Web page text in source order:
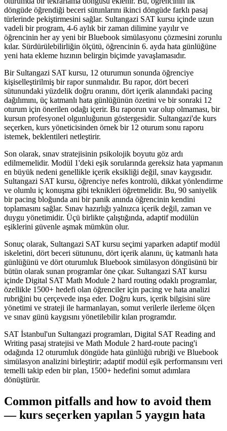
döngüde öğrendiği beceri sütunlarını ikinci döngüde farklı pasaj
türlerinde pekiştirmesini sağlar. Sultangazi SAT kursu içinde uzun
vadeli bir program, 4-6 aylık bir zaman dilimine yayılır ve
öğrencinin her ay yeni bir Bluebook simülasyonu çözmesini zorunlu
kılar. Sürdürülebilirliğin ölçütü, öğrencinin 6. ayda hata günlüğüne
yeni hata ekleme hızının belirgin biçimde yavaşlamasıdır.
Bir Sultangazi SAT kursu, 12 oturumun sonunda öğrenciye
kişiselleştirilmiş bir rapor sunmalıdır. Bu rapor, dört beceri
sütunundaki yüzdelik doğru oranını, dört içerik alanındaki pacing
dağılımını, üç katmanlı hata günlüğünün özetini ve bir sonraki 12
oturum için önerilen odağı içerir. Bu raporun var olup olmaması, bir
kursun profesyonel olgunluğunun göstergesidir. Sultangazi'de kurs
seçerken, kurs yöneticisinden örnek bir 12 oturum sonu raporu
istemek, beklentileri netleştirir.
Son olarak, sınav stratejisinin psikolojik boyutu göz ardı
edilmemelidir. Modül 1'deki eşik sorularında gereksiz hata yapmanın
en büyük nedeni genellikle içerik eksikliği değil, sınav kaygısıdır.
Sultangazi SAT kursu, öğrenciye nefes kontrolü, dikkat yönlendirme
ve olumlu iç konuşma gibi teknikleri öğretmelidir. Bu, 90 saniyelik
bir pacing bloğunda ani bir panik anında öğrencinin kendini
toplamasını sağlar. Sınav hazırlığı yalnızca içerik değil, zaman ve
duygu yönetimidir. Üçü birlikte çalıştığında, adaptif modülün
eşiklerini güvenle aşmak mümkün olur.
Sonuç olarak, Sultangazi SAT kursu seçimi yaparken adaptif modül
iskeletini, dört beceri sütununu, dört içerik alanını, üç katmanlı hata
günlüğünü ve dört oturumluk Bluebook simülasyon döngüsünü bir
bütün olarak sunan programlar öne çıkar. Sultangazi SAT kursu
içinde Digital SAT Math Module 2 hard routing odaklı programlar,
özellikle 1500+ hedefi olan öğrenciler için pacing ve hata analizi
rubriğini bu çerçevede inşa eder. Doğru kurs, içerik bilgisini süre
yönetimi ve strateji ile harmanlayan, somut verilerle ilerleme ölçen
ve sınav günü kaygısını yönetilebilir kılan programdır.
SAT İstanbul'un Sultangazi programları, Digital SAT Reading and
Writing pasaj stratejisi ve Math Module 2 hard-route pacing'i
odağında 12 oturumluk döngüde hata günlüğü rubriği ve Bluebook
simülasyon analizini birleştirir; adaptif modül eşik performansını veri
temelli takip eden bir plan, 1500+ hedefini somut adımlara
dönüştürür.
Common pitfalls and how to avoid them
— kurs seçerken yapılan 5 yaygın hata